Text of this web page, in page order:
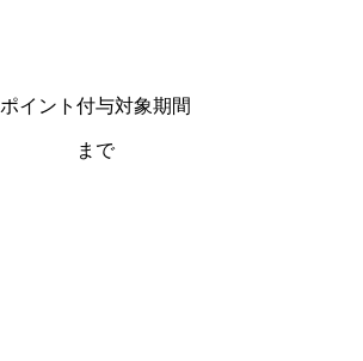
ポイント付与対象期間
まで